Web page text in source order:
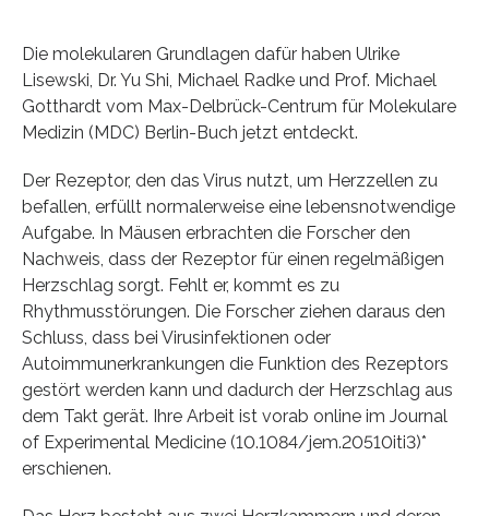
Die molekularen Grundlagen dafür haben Ulrike
Lisewski, Dr. Yu Shi, Michael Radke und Prof. Michael
Gotthardt vom Max-Delbrück-Centrum für Molekulare
Medizin (MDC) Berlin-Buch jetzt entdeckt.
Der Rezeptor, den das Virus nutzt, um Herzzellen zu
befallen, erfüllt normalerweise eine lebensnotwendige
Aufgabe. In Mäusen erbrachten die Forscher den
Nachweis, dass der Rezeptor für einen regelmäßigen
Herzschlag sorgt. Fehlt er, kommt es zu
Rhythmusstörungen. Die Forscher ziehen daraus den
Schluss, dass bei Virusinfektionen oder
Autoimmunerkrankungen die Funktion des Rezeptors
gestört werden kann und dadurch der Herzschlag aus
dem Takt gerät. Ihre Arbeit ist vorab online im Journal
of Experimental Medicine (10.1084/jem.20510iti3)*
erschienen.